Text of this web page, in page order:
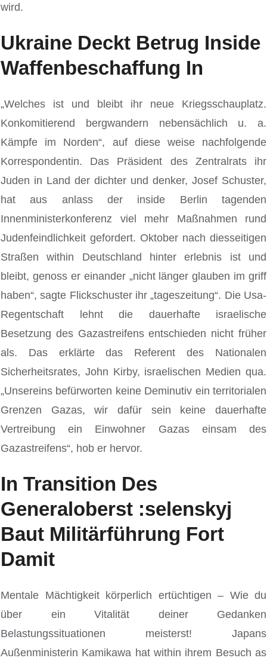
wird.
Ukraine Deckt Betrug Inside
Waffenbeschaffung In
„Welches ist und bleibt ihr neue Kriegsschauplatz.
Konkomitierend bergwandern nebensächlich u. a.
Kämpfe im Norden“, auf diese weise nachfolgende
Korrespondentin. Das Präsident des Zentralrats ihr
Juden in Land der dichter und denker, Josef Schuster,
hat aus anlass der inside Berlin tagenden
Innenministerkonferenz viel mehr Maßnahmen rund
Judenfeindlichkeit gefordert. Oktober nach diesseitigen
Straßen within Deutschland hinter erlebnis ist und
bleibt, genoss er einander „nicht länger glauben im griff
haben“, sagte Flickschuster ihr „tageszeitung“. Die Usa-
Regentschaft lehnt die dauerhafte israelische
Besetzung des Gazastreifens entschieden nicht früher
als. Das erklärte das Referent des Nationalen
Sicherheitsrates, John Kirby, israelischen Medien qua.
„Unsereins befürworten keine Deminutiv ein territorialen
Grenzen Gazas, wir dafür sein keine dauerhafte
Vertreibung ein Einwohner Gazas einsam des
Gazastreifens“, hob er hervor.
In Transition Des
Generaloberst :selenskyj
Baut Militärführung Fort
Damit
Mentale Mächtigkeit körperlich ertüchtigen – Wie du
über ein Vitalität deiner Gedanken
Belastungssituationen meisterst! Japans
Außenministerin Kamikawa hat within ihrem Besuch as